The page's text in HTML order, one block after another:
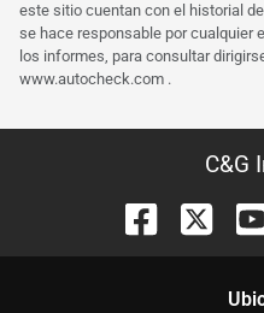
este sitio cuentan con el historial
se hace responsable por cualquier
los informes, para consultar
www.autocheck.com .
C&G